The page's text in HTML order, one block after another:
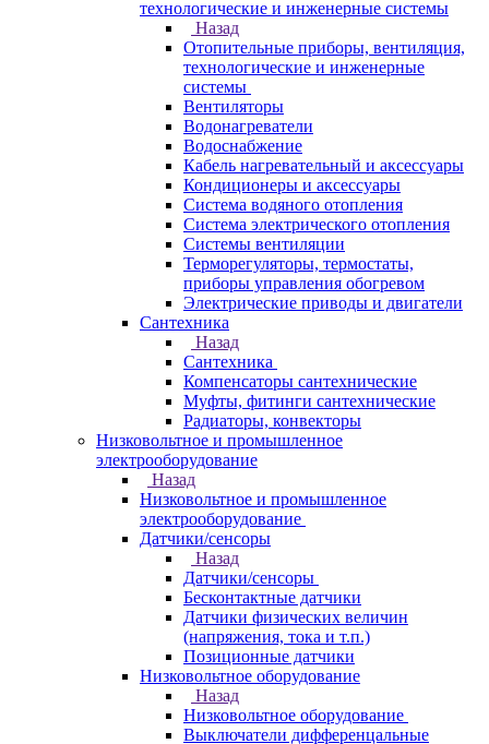
технологические и инженерные системы
Назад
Отопительные приборы, вентиляция,
технологические и инженерные
системы
Вентиляторы
Водонагреватели
Водоснабжение
Кабель нагревательный и аксессуары
Кондиционеры и аксессуары
Система водяного отопления
Система электрического отопления
Системы вентиляции
Терморегуляторы, термостаты,
приборы управления обогревом
Электрические приводы и двигатели
Сантехника
Назад
Сантехника
Компенсаторы сантехнические
Муфты, фитинги сантехнические
Радиаторы, конвекторы
Низковольтное и промышленное
электрооборудование
Назад
Низковольтное и промышленное
электрооборудование
Датчики/сенсоры
Назад
Датчики/сенсоры
Бесконтактные датчики
Датчики физических величин
(напряжения, тока и т.п.)
Позиционные датчики
Низковольтное оборудование
Назад
Низковольтное оборудование
Выключатели дифференцальные